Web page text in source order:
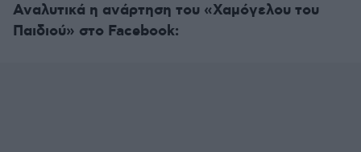
Αναλυτικά η ανάρτηση του «Χαμόγελου του
Παιδιού» στο Facebook: